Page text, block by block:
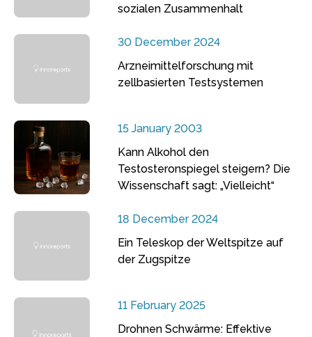
sozialen Zusammenhalt
30 December 2024
Arzneimittelforschung mit
zellbasierten Testsystemen
15 January 2003
Kann Alkohol den
Testosteronspiegel steigern? Die
Wissenschaft sagt: „Vielleicht“
18 December 2024
Ein Teleskop der Weltspitze auf
der Zugspitze
11 February 2025
Drohnen Schwärme: Effektive